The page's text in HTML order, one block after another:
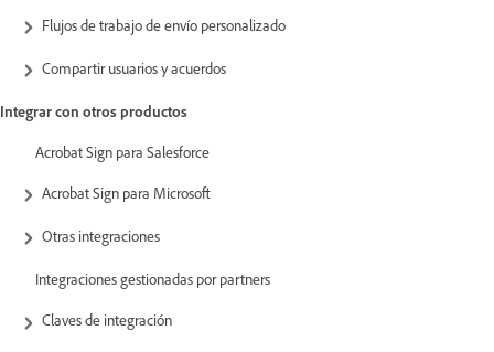
Flujos de trabajo de envío personalizado
Compartir usuarios y acuerdos
Integrar con otros productos
Acrobat Sign para Salesforce
Acrobat Sign para Microsoft
Otras integraciones
Integraciones gestionadas por partners
Claves de integración